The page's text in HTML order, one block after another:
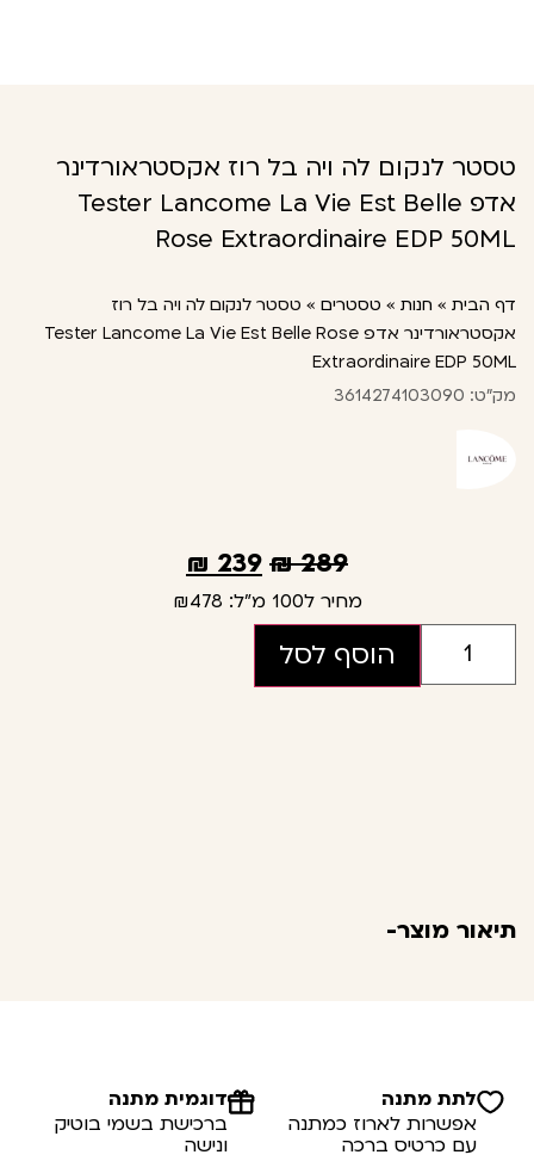
טסטר לנקום לה ויה בל רוז אקסטראורדינר
אדפ Tester Lancome La Vie Est Belle
Rose Extraordinaire EDP 50ML
דף הבית » חנות » טסטרים » טסטר לנקום לה ויה בל רוז
אקסטראורדינר אדפ Tester Lancome La Vie Est Belle Rose
Extraordinaire EDP 50ML
מק"ט: 3614274103090
289
₪
239
₪
מחיר ל100 מ"ל: ₪478
הוסף לסל
תיאור מוצר-
לתת מתנה
אפשרות לארוז כמתנה
עם כרטיס ברכה
דוגמית מתנה
ברכישת בשמי בוטיק
ונישה